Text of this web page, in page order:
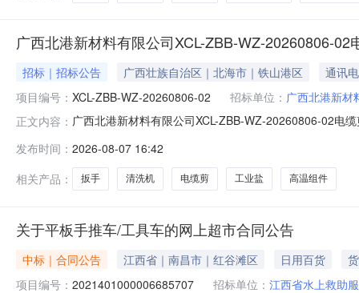
广西北港新材料有限公司XCL-ZBB-WZ-20260806-
招标｜招标公告 广西壮族自治区｜北海市｜铁山港区
通讯
项目编号： XCL-ZBB-WZ-20260806-02 招标单位： 广西北港新材
正文内容： 广西北港新材料有限公司XCL-ZBB-WZ-20260806-02电
方式：比质比价。五、采购预算：402715元（共125项
发布时间： 2026-08-07 16:42
相关产品：
扳手 清洗机 电缆剪 工业盐 高温组件
关于平板手推车/工具车的网上超市合同公告
中标｜合同公告 江西省｜南昌市｜红谷滩区 日用百货
项目编号： 2021401000006685707 招标单位： 江西省水上救助